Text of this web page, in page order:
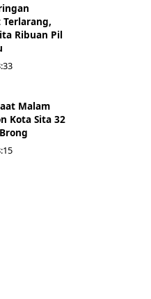
Ribuan Pil
Malam
Kota Sita 32